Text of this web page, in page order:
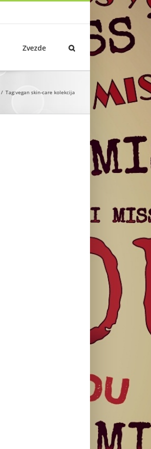
Zvezde
Tag:vegan skin-care kolekcija